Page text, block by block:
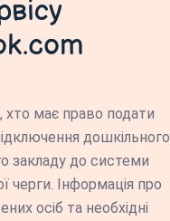
хто має право подати
дошкільного
закладу до системи
черги. Інформація про
осіб та необхідні